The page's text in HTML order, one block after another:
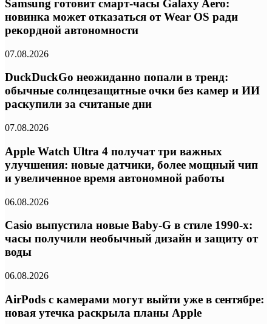
Samsung готовит смарт-часы Galaxy Aero:
новинка может отказаться от Wear OS ради
рекордной автономности
07.08.2026
DuckDuckGo неожиданно попали в тренд:
обычные солнцезащитные очки без камер и ИИ
раскупили за считаные дни
07.08.2026
Apple Watch Ultra 4 получат три важных
улучшения: новые датчики, более мощный чип
и увеличенное время автономной работы
06.08.2026
Casio выпустила новые Baby-G в стиле 1990-х:
часы получили необычный дизайн и защиту от
воды
06.08.2026
AirPods с камерами могут выйти уже в сентябре:
новая утечка раскрыла планы Apple